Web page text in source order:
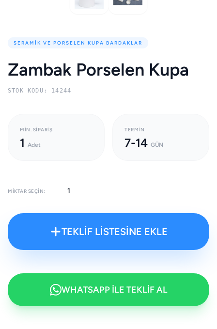
SERAMIK VE PORSELEN KUPA BARDAKLAR
Zambak Porselen Kupa
STOK KODU: 14244
MIN. SIPARIŞ
1 Adet
TERMIN
7-14 GÜN
MIKTAR SEÇIN:
TEKLİF LİSTESİNE EKLE
WHATSAPP İLE TEKLİF AL